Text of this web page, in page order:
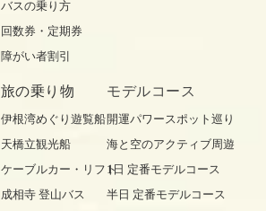
バスの乗り方
回数券・定期券
障がい者割引
旅の乗り物
伊根湾めぐり遊覧船
天橋立観光船
ケーブルカー・リフト
成相寺 登山バス
モデルコース
開運パワースポット巡り
海と空のアクティブ周遊
1日 定番モデルコース
半日 定番モデルコース